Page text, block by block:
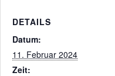
DETAILS
Datum:
11. Februar 2024
Zeit: